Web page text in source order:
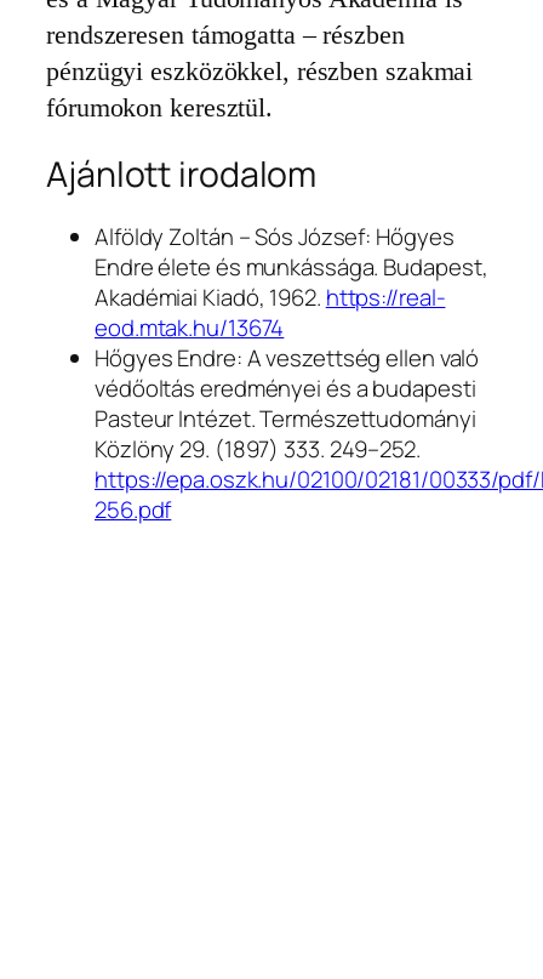
rendszeresen támogatta – részben
pénzügyi eszközökkel, részben szakmai
fórumokon keresztül.
Ajánlott irodalom
Alföldy Zoltán – Sós József: Hőgyes
Endre élete és munkássága. Budapest,
Akadémiai Kiadó, 1962. https://real-
eod.mtak.hu/13674
Hőgyes Endre: A veszettség ellen való
védőoltás eredményei és a budapesti
Pasteur Intézet.Természettudományi
Közlöny 29. (1897) 333. 249–252.
https://epa.oszk.hu/02100/02181/00333/
256.pdf